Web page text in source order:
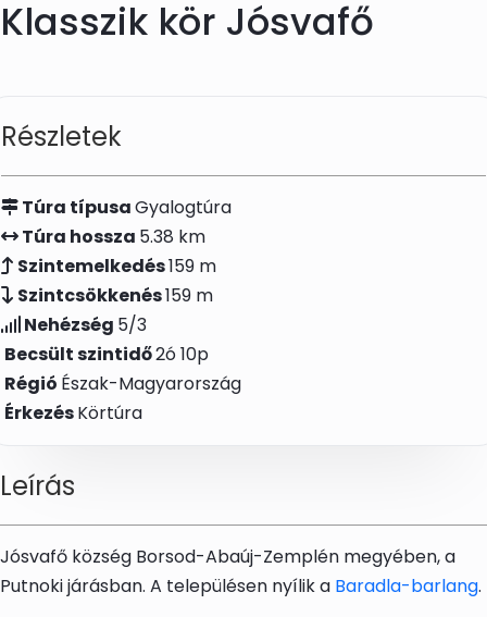
Skip to main content
Klasszik kör Jósvafő
Részletek
Túra típusaGyalogtúra
Túra hossza 5.38 km
Szintemelkedés159 m
Szintcsökkenés159 m
Nehézség 5/3
Becsült szintidő2ó 10p
Régió Észak-Magyarország
ÉrkezésKörtúra
Leírás
Jósvafő község Borsod-Abaúj-Zemplén megyében, a
Putnoki járásban. A településen nyílik a Baradla-barlang.